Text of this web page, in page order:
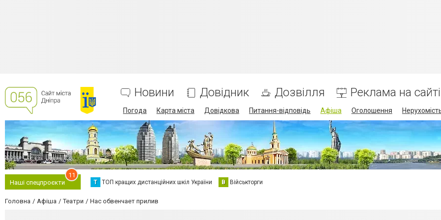
Новини Довідник Дозвілля Реклама на сайті
Погода Карта міста Довідкова Питання-відповідь Афіша Оголошення
Наші спецпроєкти
11
Т ТОП кращих дистанційних шкіл України В Військторги
Головна Афіша Театри Нас обвенчает прилив